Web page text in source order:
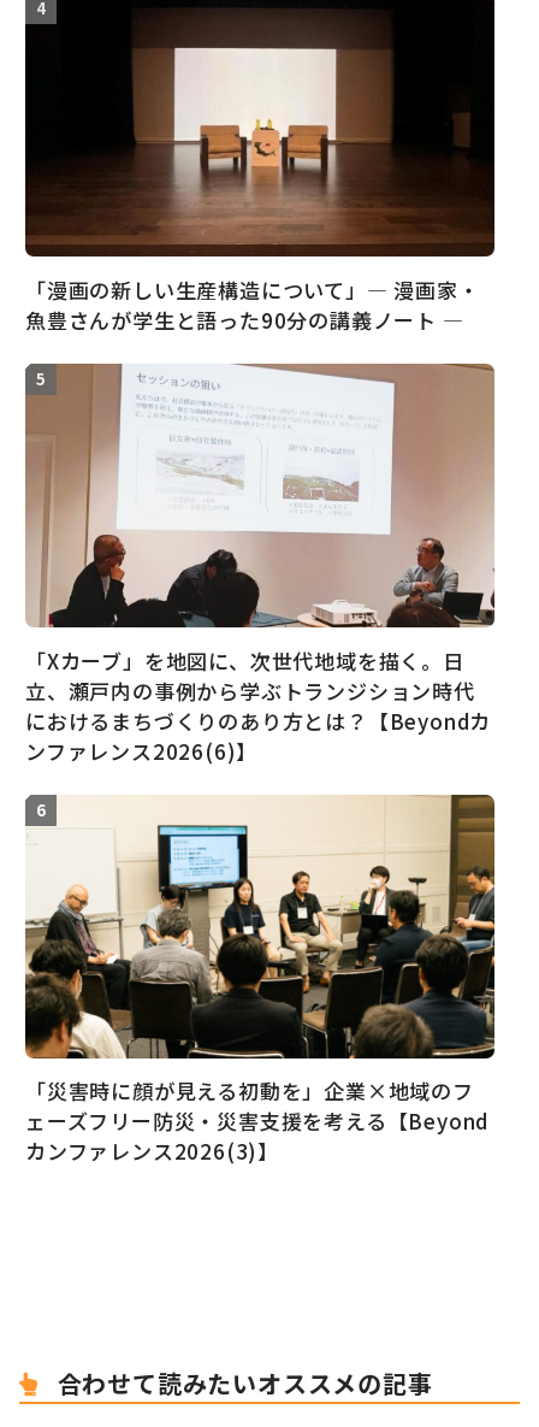
「漫画の新しい生産構造について」― 漫画家・
魚豊さんが学生と語った90分の講義ノート ―
「Xカーブ」を地図に、次世代地域を描く。日
立、瀬戸内の事例から学ぶトランジション時代
におけるまちづくりのあり方とは？【Beyondカ
ンファレンス2026(6)】
「災害時に顔が見える初動を」企業×地域のフ
ェーズフリー防災・災害支援を考える【Beyond
カンファレンス2026(3)】
合わせて読みたいオススメの記事